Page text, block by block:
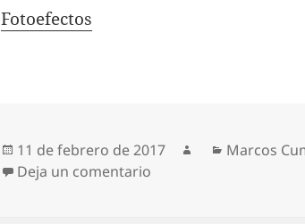
Fotoefectos
Publicado
el
11 de febrero de 2017 AutorCategorías
Marcos
Deja un comentario